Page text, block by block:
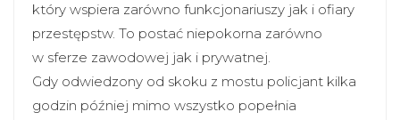
który wspiera zarówno funkcjonariuszy jak i ofiary
przestępstw. To postać niepokorna zarówno
w sferze zawodowej jak i prywatnej.
Gdy odwiedzony od skoku z mostu policjant kilka
godzin później mimo wszystko popełnia